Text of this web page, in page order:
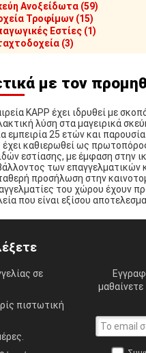
Ανοξείδωτα (59)
Τροφίμων (15)
Εστίες (1)
(3)
με τον
KAPP έχει ιδρυθεί με
λύση στα μαγειρικά
εμπειρία 25 ετών και
έχει καθιερωθεί ως
εστίασης, με έμφαση στην
των επαγγελματικών
προσήλωση στην
του χώρου έχουν
που είναι εξίσου
σε
πιστωτική